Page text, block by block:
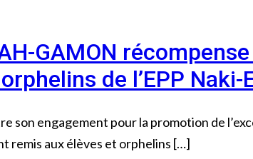
GAMON
de l’EPP Naki-
son engagement pour la promotion de
remis aux élèves et orphelins […]